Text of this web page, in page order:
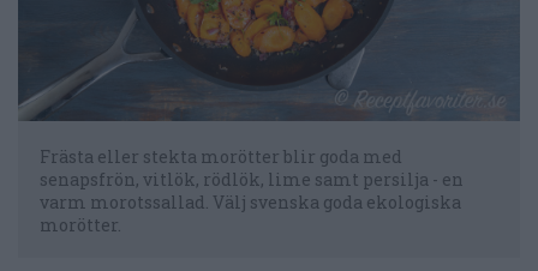
Frästa eller stekta morötter blir goda med
senapsfrön, vitlök, rödlök, lime samt persilja - en
varm morotssallad. Välj svenska goda ekologiska
morötter.